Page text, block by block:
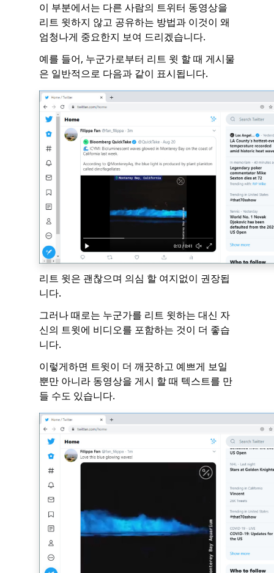
이 부분에서는 다른 사람의 트위터 동영상을
리트 윗하지 않고 공유하는 방법과 이것이 왜
엄청나게 중요한지 보여 드리겠습니다.
예를 들어, 누군가로부터 리트 윗 할 때 게시물
은 일반적으로 다음과 같이 표시됩니다.
리트 윗은 괜찮으며 의심 할 여지없이 권장됩
니다.
그러나 때로는 누군가를 리트 윗하는 대신 자
신의 트윗에 비디오를 포함하는 것이 더 좋습
니다.
이렇게하면 트윗이 더 깨끗하고 예쁘게 보일
뿐만 아니라 동영상을 게시 할 때 텍스트를 만
들 수도 있습니다.